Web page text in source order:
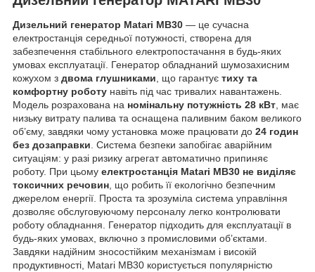
Дизельний генератор Matari MB30 — це сучасна
електростанція середньої потужності, створена для
забезпечення стабільного електропостачання в будь-яких
умовах експлуатації. Генератор обладнаний шумозахисним
кожухом з двома глушниками, що гарантує тиху та
комфортну роботу навіть під час тривалих навантажень.
Модель розрахована на номінальну потужність 28 кВт, має
низьку витрату палива та оснащена паливним баком великого
об’єму, завдяки чому установка може працювати до 24 годин
без дозаправки. Система безпеки запобігає аварійним
ситуаціям: у разі ризику агрегат автоматично припиняє
роботу. При цьому електростанція Matari MB30 не виділяє
токсичних речовин, що робить її екологічно безпечним
джерелом енергії. Проста та зрозуміла система управління
дозволяє обслуговуючому персоналу легко контролювати
роботу обладнання. Генератор підходить для експлуатації в
будь-яких умовах, включно з промисловими об’єктами.
Завдяки надійним зносостійким механізмам і високій
продуктивності, Matari MB30 користується популярністю